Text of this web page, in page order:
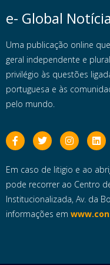
e- Global
Uma publicação online
geral independente e
privilégio às questões
portuguesa e às
pelo mundo.
Em caso de litigio e ao
pode recorrer ao Centro
Institucionalizada, Av. da
informações em